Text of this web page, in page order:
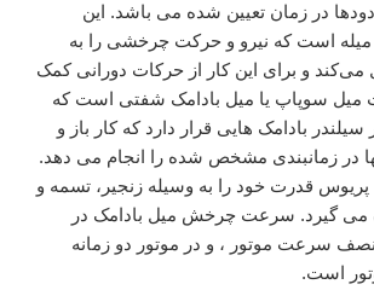
در زمان تعیین شده می باشد. این
است که نیرو و حرکت چرخشی را به
و برای این کار از حرکات دورانی کمک
میل سوپاپ یا میل بادامک شفتی است که
بادامک هایی قرار دارد که کار باز و
در زمانبندی مشخص شده را انجام می دهد.
پریوس قدرت خود را به وسیله زنجیر، تسمه و
می گیرد. سرعت چرخش میل بادامک در
نصف سرعت موتور ، و در موتور دو زمانه
است.